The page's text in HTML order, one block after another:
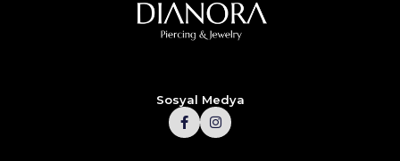
Sosyal Medya